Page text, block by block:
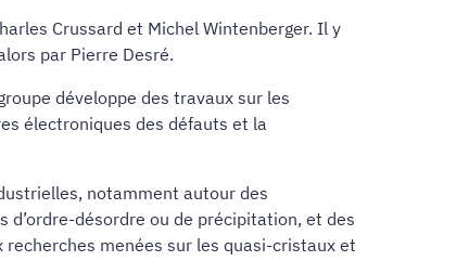
Crussard et Michel Wintenberger. Il y
par Pierre Desré.
développe des travaux sur les
électroniques des défauts et la
notamment autour des
désordre ou de précipitation, et des
recherches menées sur les quasi-cristaux et